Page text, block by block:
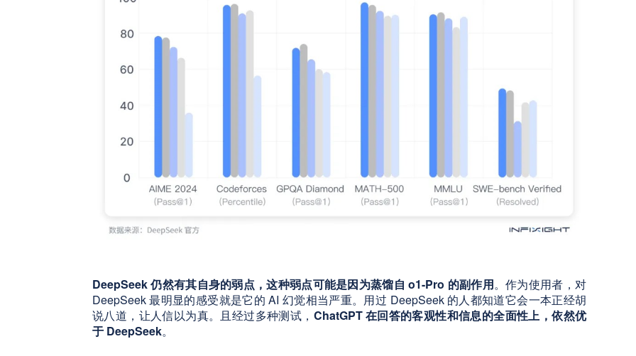
DeepSeek 仍然有其自身的弱点，这种弱点可能是因为蒸馏自 o1-Pro 的副作用。作为使用者，对
DeepSeek 最明显的感受就是它的 AI 幻觉相当严重。用过 DeepSeek 的人都知道它会一本正经胡
说八道，让人信以为真。且经过多种测试， ChatGPT 在回答的客观性和信息的全面性上，依然优
于 DeepSeek。